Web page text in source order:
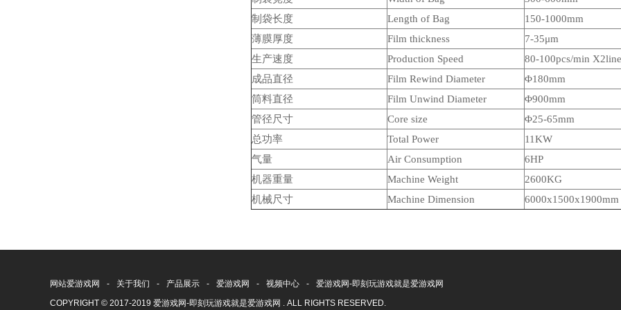
制袋长度
Length of Bag
150-1000mm
薄膜厚度
Film thickness
7-35μm
生产速度
Production Speed
80-100pcs/min
成品直径
Film Rewind Diameter
Φ180mm
筒料直径
Film Unwind Diameter
Φ900mm
管径尺寸
Core size Φ25-65mm
总功率
Total Power 11KW
气量
Air Consumption
6HP
机器重量
Machine Weight 2600KG
机械尺寸
Machine Dimension 6000x1500x1900mm
网站爱游戏网 - 关于我们 - 产品展示 - 爱游戏网 - 视频中心 -
爱游戏网-即刻玩游戏就是爱游戏网
COPYRIGHT © 2017-2019 爱游戏网-即刻玩游戏就是爱游戏网 . ALL RIGHTS RESERVED.